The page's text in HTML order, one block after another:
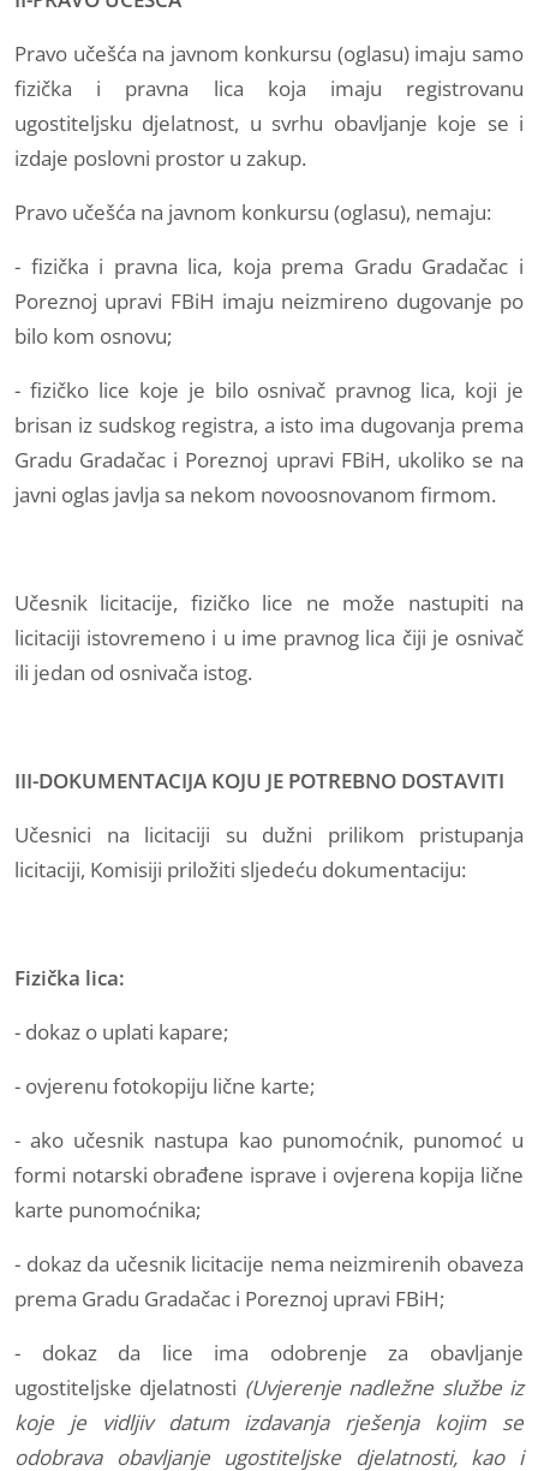
Pravo učešća na javnom konkursu (oglasu) imaju samo
fizička i pravna lica koja imaju registrovanu
ugostiteljsku djelatnost, u svrhu obavljanje koje se i
izdaje poslovni prostor u zakup.
Pravo učešća na javnom konkursu (oglasu), nemaju:
- fizička i pravna lica, koja prema Gradu Gradačac i
Poreznoj upravi FBiH imaju neizmireno dugovanje po
bilo kom osnovu;
- fizičko lice koje je bilo osnivač pravnog lica, koji je
brisan iz sudskog registra, a isto ima dugovanja prema
Gradu Gradačac i Poreznoj upravi FBiH, ukoliko se na
javni oglas javlja sa nekom novoosnovanom firmom.
Učesnik licitacije, fizičko lice ne može nastupiti na
licitaciji istovremeno i u ime pravnog lica čiji je osnivač
ili jedan od osnivača istog.
III-DOKUMENTACIJA KOJU JE POTREBNO DOSTAVITI
Učesnici na licitaciji su dužni prilikom pristupanja
licitaciji, Komisiji priložiti sljedeću dokumentaciju:
Fizička lica:
- dokaz o uplati kapare;
- ovjerenu fotokopiju lične karte;
- ako učesnik nastupa kao punomoćnik, punomoć u
formi notarski obrađene isprave i ovjerena kopija lične
karte punomoćnika;
- dokaz da učesnik licitacije nema neizmirenih obaveza
prema Gradu Gradačac i Poreznoj upravi FBiH;
- dokaz da lice ima odobrenje za obavljanje
ugostiteljske djelatnosti (Uvjerenje nadležne službe iz
koje je vidljiv datum izdavanja rješenja kojim se
odobrava obavljanje ugostiteljske djelatnosti, kao i